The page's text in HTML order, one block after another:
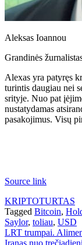
Aleksas Ioannou
Grandinės
Alexas yra patyręs
turintis daugiau nei
srityje. Nuo pat
nustatydamas
pasakojimus. Visų
Source link
KRIPTOTURTAS
Tagged Bitcoin,
Saylor, toliau, USD
Navigacija
LRT trumpai.